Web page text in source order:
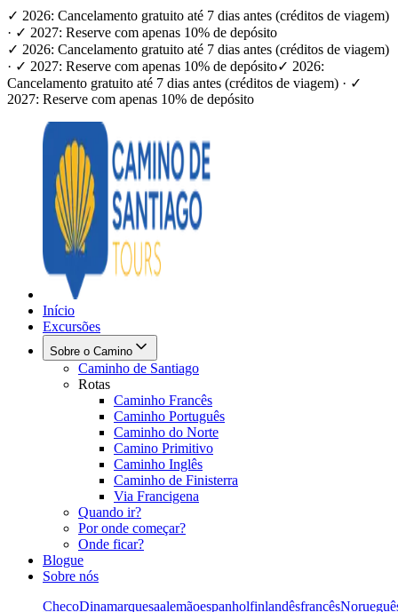
✓ 2026: Cancelamento gratuito até 7 dias antes (créditos de viagem)
· ✓ 2027: Reserve com apenas 10% de depósito
✓ 2026: Cancelamento gratuito até 7 dias antes (créditos de viagem)
· ✓ 2027: Reserve com apenas 10% de depósito✓ 2026:
Cancelamento gratuito até 7 dias antes (créditos de viagem) · ✓
2027: Reserve com apenas 10% de depósito
Início
Excursões
Sobre o Camino
Caminho de Santiago
Rotas
Caminho Francês
Caminho Português
Caminho do Norte
Camino Primitivo
Caminho Inglês
Caminho de Finisterra
Via Francigena
Quando ir?
Por onde começar?
Onde ficar?
Blogue
Sobre nós
ChecoDinamarquesaalemãoespanholfinlandêsfrancês